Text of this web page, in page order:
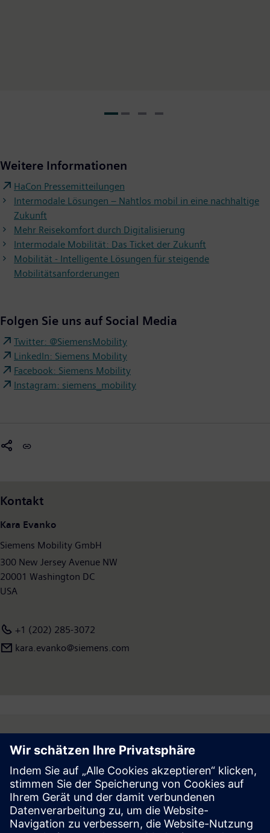
Weitere Informationen
HaCon Pressemitteilungen
Intermodale Lösungen – Nahtlos mobil in eine nachhaltige
Zukunft
Mehr Reisekomfort durch Digitalisierung
Intermodale Mobilität: Das Ticket der Zukunft
Mobilität - Intelligente Lösungen für steigende
Mobilitätsanforderungen
Folgen Sie uns auf Social Media
Twitter: @SiemensMobility
LinkedIn: Siemens Mobility
Facebook: Siemens Mobility
Instagram: siemens_mobility
Kontakt
Kara Evanko
Siemens Mobility GmbH
300 New Jersey Avenue NW
20001 Washington DC
USA
+1 (202) 285-3072
kara.evanko@siemens.com
Follow
Press | Company | Siemens